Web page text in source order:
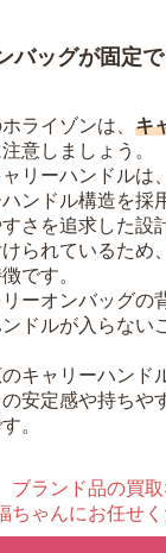
バッグが固定
ライゾンは、 キ
意しましょう。
リーハンドルは
ンドル構造を採
さを追求した設
られているため、
です。
ーオンバッグの
ドルが入らない
キャリーハンド
安定感や持ちや
。
ブランド品の買取
ちゃんにお任せ